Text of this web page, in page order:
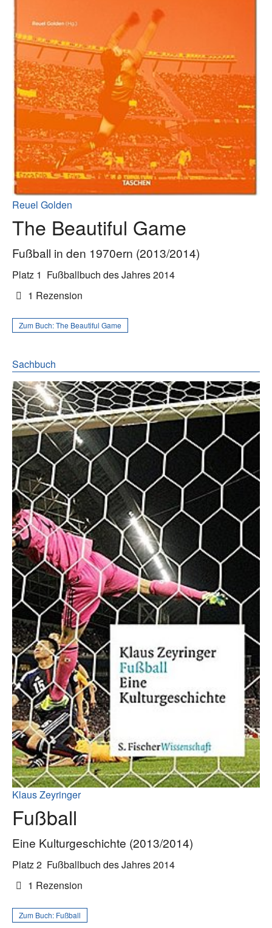
Reuel Golden
The Beautiful Game
Fußball in den 1970ern (2013/2014)
Platz 1 Fußballbuch des Jahres 2014
1 Rezension
Zum Buch:The Beautiful Game
Sachbuch
Klaus Zeyringer
Fußball
Eine Kulturgeschichte (2013/2014)
Platz 2 Fußballbuch des Jahres 2014
1 Rezension
Zum Buch: Fußball